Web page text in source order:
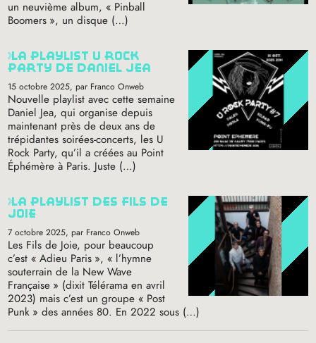
un neuvième album, « Pinball
Boomers », un disque (…)
la playlist u rock
party de daniel jea
15 octobre 2025, par Franco Onweb
Nouvelle playlist avec cette semaine
Daniel Jea, qui organise depuis
maintenant près de deux ans de
trépidantes soirées-concerts, les U
Rock Party, qu’il a créées au Point
Éphémère à Paris. Juste (…)
la playlist des fils de
joie
7 octobre 2025, par Franco Onweb
Les Fils de Joie, pour beaucoup
c’est « Adieu Paris », « l’hymne
souterrain de la New Wave
Française » (dixit Télérama en avril
2023) mais c’est un groupe « Post
Punk » des années 80. En 2022 sous (…)